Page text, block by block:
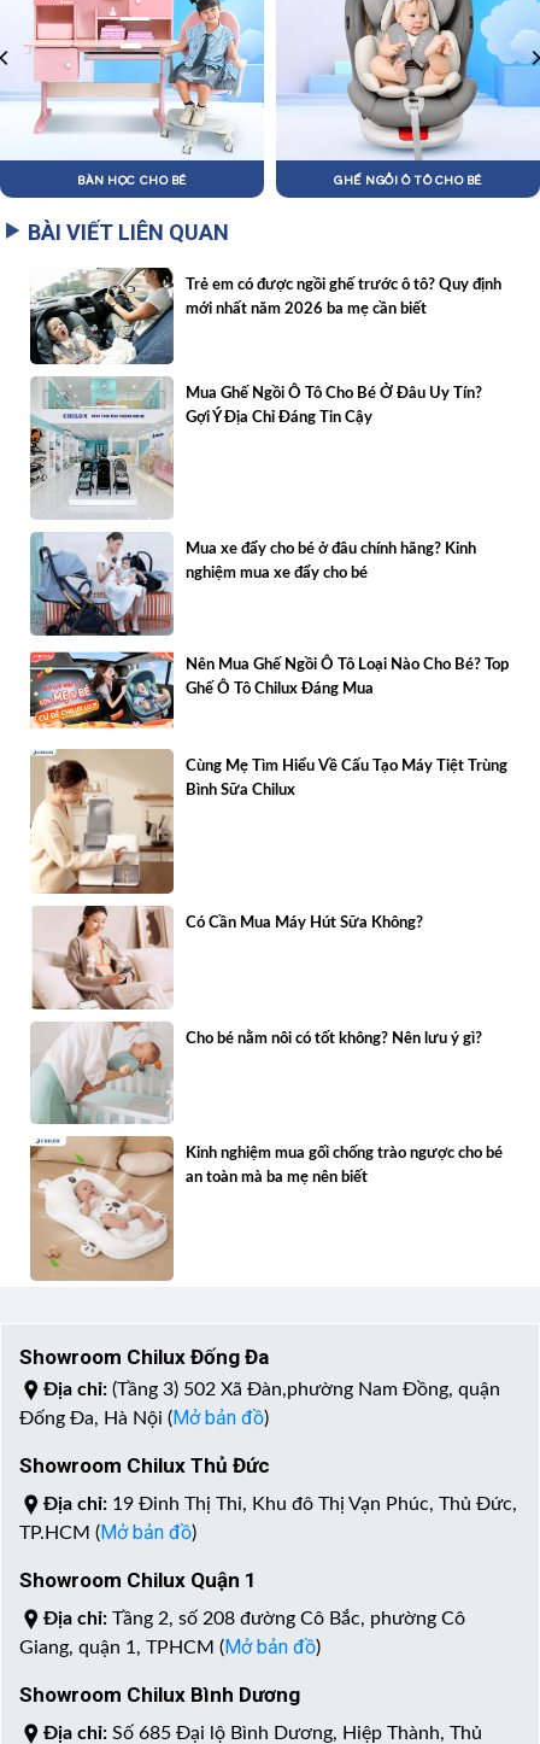
BÀN HỌC CHO BÉ GHẾ NGỒI Ô TÔ CHO BÉ
BÀI VIẾT LIÊN QUAN
Trẻ em có được ngồi ghế trước ô tô? Quy định
mới nhất năm 2026 ba mẹ cần biết
Mua Ghế Ngồi Ô Tô Cho Bé Ở Đâu Uy Tín?
Gợi Ý Địa Chỉ Đáng Tin Cậy
Mua xe đẩy cho bé ở đâu chính hãng? Kinh
nghiệm mua xe đẩy cho bé
Nên Mua Ghế Ngồi Ô Tô Loại Nào Cho Bé? Top
Ghế Ô Tô Chilux Đáng Mua
Cùng Mẹ Tìm Hiểu Về Cấu Tạo Máy Tiệt Trùng
Bình Sữa Chilux
Có Cần Mua Máy Hút Sữa Không?
Cho bé nằm nôi có tốt không? Nên lưu ý gì?
Kinh nghiệm mua gối chống trào ngược cho bé
an toàn mà ba mẹ nên biết
Showroom Chilux Đống Đa
Địa chỉ: (Tầng 3) 502 Xã Đàn,phường Nam Đồng, quận
Đống Đa, Hà Nội (Mở bản đồ)
Showroom Chilux Thủ Đức
Địa chỉ: 19 Đinh Thị Thi, Khu đô Thị Vạn Phúc, Thủ Đức,
TP.HCM (Mở bản đồ)
Showroom Chilux Quận 1
Địa chỉ: Tầng 2, số 208 đường Cô Bắc, phường Cô
Giang, quận 1, TPHCM (Mở bản đồ)
Showroom Chilux Bình Dương
Địa chỉ: Số 685 Đại lộ Bình Dương, Hiệp Thành, Thủ